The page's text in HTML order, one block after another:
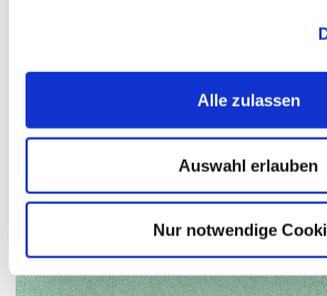
Alle zulassen
Auswahl erlauben
Nur notwendige